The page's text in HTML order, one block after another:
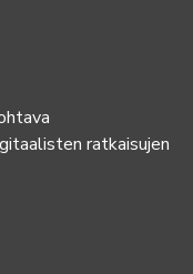
ratkaisujen